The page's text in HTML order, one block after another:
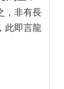
，非有長
此即言龍